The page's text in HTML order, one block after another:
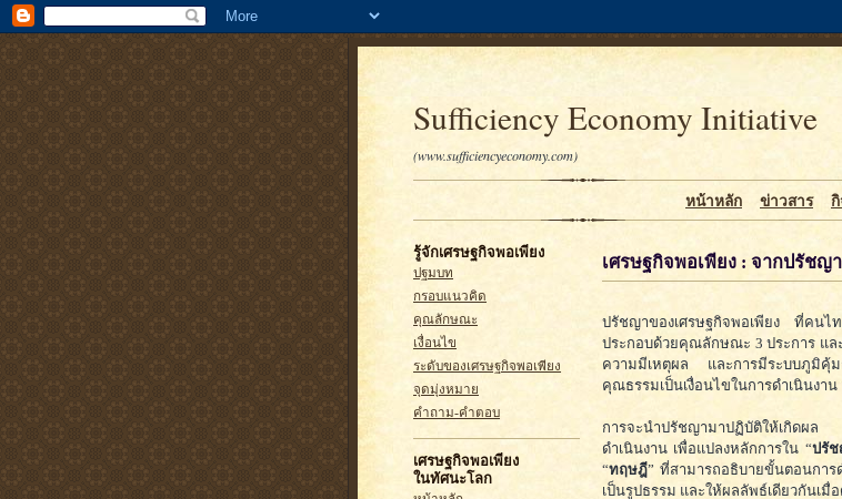
Sufficiency Economy Initiative
(www.sufficiencyeconomy.com)
หน้าหลัก ข่าวสาร
รู้จักเศรษฐกิจพอเพียง
ปฐมบท
กรอบแนวคิด
คุณลักษณะ
เงื่อนไข
ระดับของเศรษฐกิจพอเพียง
จุดมุ่งหมาย
คำถาม-คำตอบ
เศรษฐกิจพอเพียง
ในทัศนะโลก
เศรษฐกิจพอเพียง : จากปรัชญ
ปรัชญาของเศรษฐกิจพอเพียง ที่คนไ
ประกอบด้วยคุณลักษณะ 3 ประการ แ
ความมีเหตุผล และการมีระบบภูมิ
คุณธรรมเป็นเงื่อนไขในการดำเนินงาน
การจะนำปรัชญามาปฏิบัติให้เกิดผล
ดำเนินงาน เพื่อแปลงหลักการใน “ปรั
“ทฤษฎี” ที่สามารถอธิบายขั้นตอนการ
เป็นรูปธรรม และให้ผลลัพธ์เดียวกันเ